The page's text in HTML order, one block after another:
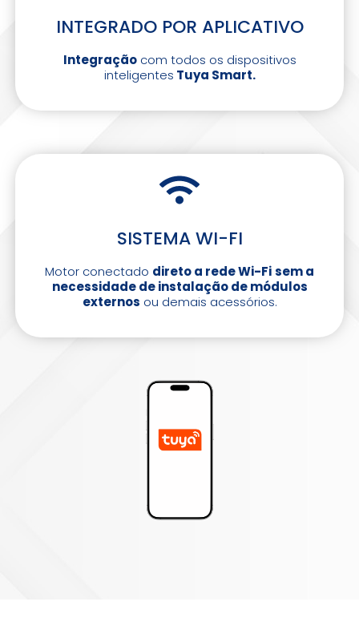
INTEGRADO POR APLICATIVO
Integraçãocom todos os dispositivos
inteligentes Tuya Smart.
SISTEMA WI-FI
Motor conectado direto a rede Wi-Fisem a
necessidade de instalação de módulos
externos ou demais acessórios.